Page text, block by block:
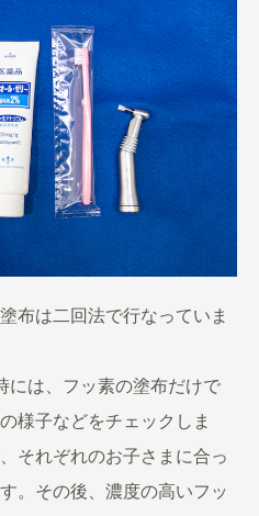
布は二回法で行なっていま
には、フッ素の塗布だけで
様子などをチェックしま
それぞれのお子さまに合っ
。その後、濃度の高いフッ